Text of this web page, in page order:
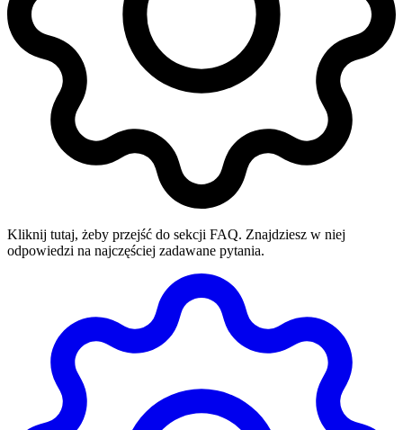
Kliknij tutaj, żeby przejść do sekcji FAQ. Znajdziesz w niej
odpowiedzi na najczęściej zadawane pytania.